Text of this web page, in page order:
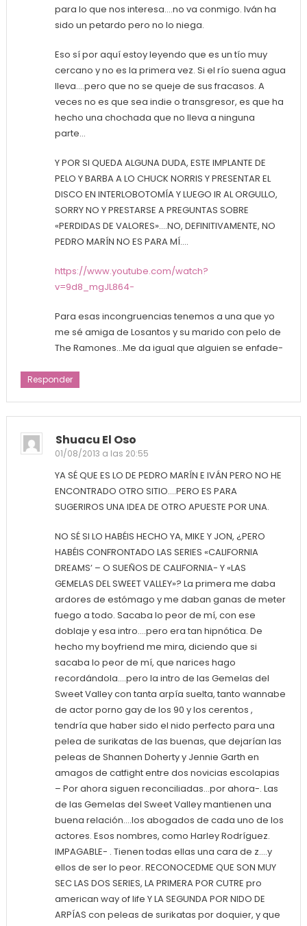
para lo que nos interesa….no va conmigo. Iván ha
sido un petardo pero no lo niega.
Eso sí por aquí estoy leyendo que es un tío muy
cercano y no es la primera vez. Si el río suena agua
lleva….pero que no se queje de sus fracasos. A
veces no es que sea indie o transgresor, es que ha
hecho una chochada que no lleva a ninguna
parte…
Y POR SI QUEDA ALGUNA DUDA, ESTE IMPLANTE DE
PELO Y BARBA A LO CHUCK NORRIS Y PRESENTAR EL
DISCO EN INTERLOBOTOMÍA Y LUEGO IR AL ORGULLO,
SORRY NO Y PRESTARSE A PREGUNTAS SOBRE
«PERDIDAS DE VALORES»….NO, DEFINITIVAMENTE, NO
PEDRO MARÍN NO ES PARA MÍ….
https://www.youtube.com/watch?
v=9d8_mgJL864-
Para esas incongruencias tenemos a una que yo
me sé amiga de Losantos y su marido con pelo de
The Ramones…Me da igual que alguien se enfade-
Responder
Shuacu El Oso
01/08/2013 a las 20:55
YA SÉ QUE ES LO DE PEDRO MARÍN E IVÁN PERO NO HE
ENCONTRADO OTRO SITIO….PERO ES PARA
SUGERIROS UNA IDEA DE OTRO APUESTE POR UNA.
NO SÉ SI LO HABÉIS HECHO YA, MIKE Y JON, ¿PERO
HABÉIS CONFRONTADO LAS SERIES «CALIFORNIA
DREAMS’ – O SUEÑOS DE CALIFORNIA- Y «LAS
GEMELAS DEL SWEET VALLEY»? La primera me daba
ardores de estómago y me daban ganas de meter
fuego a todo. Sacaba lo peor de mí, con ese
doblaje y esa intro….pero era tan hipnótica. De
hecho my boyfriend me mira, diciendo que si
sacaba lo peor de mí, que narices hago
recordándola….pero la intro de las Gemelas del
Sweet Valley con tanta arpía suelta, tanto wannabe
de actor porno gay de los 90 y los cerentos ,
tendría que haber sido el nido perfecto para una
pelea de surikatas de las buenas, que dejarían las
peleas de Shannen Doherty y Jennie Garth en
amagos de catfight entre dos novicias escolapias
– Por ahora siguen reconciliadas…por ahora-. Las
de las Gemelas del Sweet Valley mantienen una
buena relación….los abogados de cada uno de los
actores. Esos nombres, como Harley Rodríguez.
IMPAGABLE- . Tienen todas ellas una cara de z….y
ellos de ser lo peor. RECONOCEDME QUE SON MUY
SEC LAS DOS SERIES, LA PRIMERA POR CUTRE pro
american way of life Y LA SEGUNDA POR NIDO DE
ARPÍAS con peleas de surikatas por doquier, y que